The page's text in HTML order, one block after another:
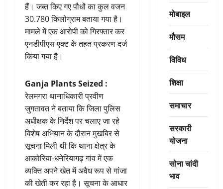
हैं। जब्त किए गए पौधों का कुल वजन
30.780 किलोग्राम बताया गया है।
मामले में एक आरोपी को गिरफ्तार कर
एनडीपीएस एक्ट के तहत प्रकरण दर्ज
किया गया है।
Ganja Plants Seized :
रेलमगरा थानाधिकारी प्रवीण
जुगतावत ने बताया कि जिला पुलिस
अधीक्षक के निर्देश पर चलाए जा रहे
विशेष अभियान के दौरान मुखबिर से
सूचना मिली थी कि थाना क्षेत्र के
आकोरिया-धनेरियागढ़ गांव में एक
व्यक्ति अपने खेत में अवैध रूप से गांजा
की खेती कर रहा है। सूचना के आधार
मोबाइल
मौसम
विविध
शिक्षा
समाचार
सरकारी
योजना
सोना चांदी
भाव